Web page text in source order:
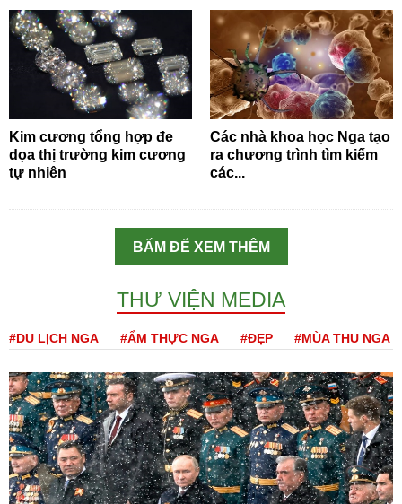
Kim cương tổng hợp đe
dọa thị trường kim cương
tự nhiên
Các nhà khoa học Nga tạo
ra chương trình tìm kiếm
các...
BẤM ĐỂ XEM THÊM
THƯ VIỆN MEDIA
#DU LỊCH NGA #ẨM THỰC NGA #ĐẸP #MÙA THU NGA